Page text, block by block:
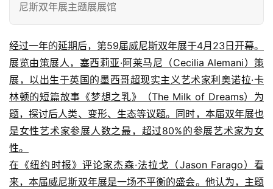
尼斯双年展主题展展馆
经过一年的延期后，第59届威尼斯双年展于4月23日开幕。
展览由策展人，塞西莉亚·阿莱马尼（Cecilia Alemani）策
展，以出生于英国的墨西哥超现实主义艺术家利奥诺拉·卡
林顿的短篇故事《梦想之乳》（The Milk of Dreams）为
题，探讨后人类、变形、生态等议题。同时，本届双年展也
是女性艺术家参展人数之最，超过80%的参展艺术家为女
性。
在《纽约时报》评论家杰森·法拉戈（Jason Farago）看
来，本届威尼斯双年展是一场不平衡的盛会。他认为，主题